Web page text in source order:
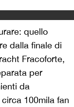
quello
dalla finale di
Fracoforte,
per
da
100mila fan